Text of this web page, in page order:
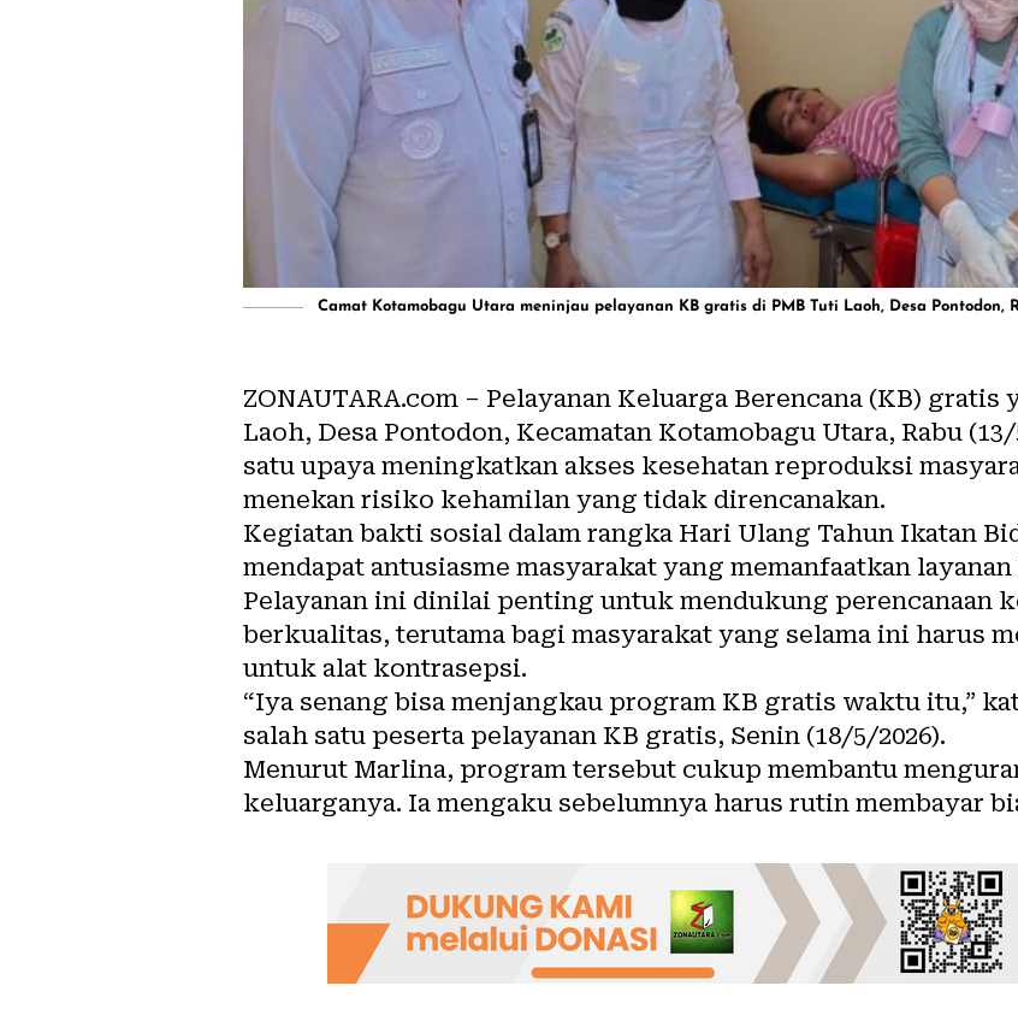
Camat Kotamobagu Utara meninjau pelayanan KB gratis di PMB Tuti Laoh, Desa Pontodon,
ZONAUTARA.com – Pelayanan Keluarga Berencana (KB)
Laoh, Desa Pontodon, Kecamatan Kotamobagu Utara, Rabu
satu upaya meningkatkan akses kesehatan reproduksi
menekan risiko kehamilan yang tidak direncanakan.
Kegiatan bakti sosial dalam rangka Hari Ulang Tahun Ikatan
mendapat antusiasme masyarakat yang memanfaatkan
Pelayanan ini dinilai penting untuk mendukung perencanaan
berkualitas, terutama bagi masyarakat yang selama ini harus
untuk alat kontrasepsi.
“Iya senang bisa menjangkau program KB gratis waktu itu,”
salah satu peserta pelayanan KB gratis, Senin (18/5/2026).
Menurut Marlina, program tersebut cukup membantu
keluarganya. Ia mengaku sebelumnya harus rutin membayar